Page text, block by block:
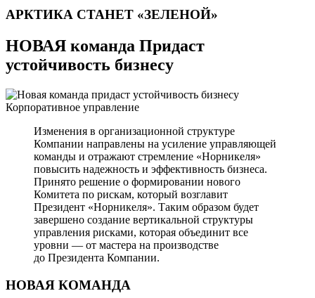
АРКТИКА СТАНЕТ «ЗЕЛЕНОЙ»
НОВАЯ команда Придаст
устойчивость бизнесу
Корпоративное управление
Изменения в организационной структуре
Компании направлены на усиление управляющей
команды и отражают стремление «Норникеля»
повысить надежность и эффективность бизнеса.
Принято решение о формировании нового
Комитета по рискам, который возглавит
Президент «Норникеля». Таким образом будет
завершено создание вертикальной структуры
управления рисками, которая объединит все
уровни — от мастера на производстве
до Президента Компании.
НОВАЯ КОМАНДА